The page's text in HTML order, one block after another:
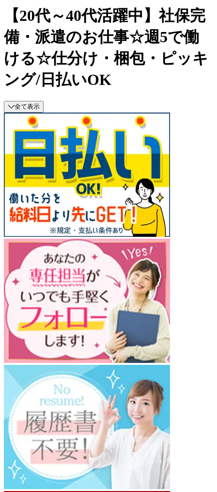
【20代～40代活躍中】社保完
備・派遣のお仕事☆週5で働
ける☆仕分け・梱包・ピッキ
ング/日払いOK
全て表示